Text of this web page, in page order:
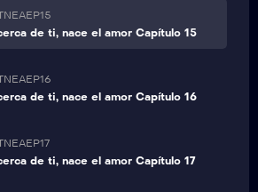
de ti, nace el amor Capítulo 15
de ti, nace el amor Capítulo 16
de ti, nace el amor Capítulo 17